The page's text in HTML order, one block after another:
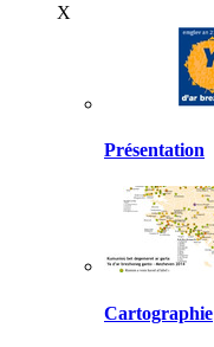
X
Présentation
Cartographie